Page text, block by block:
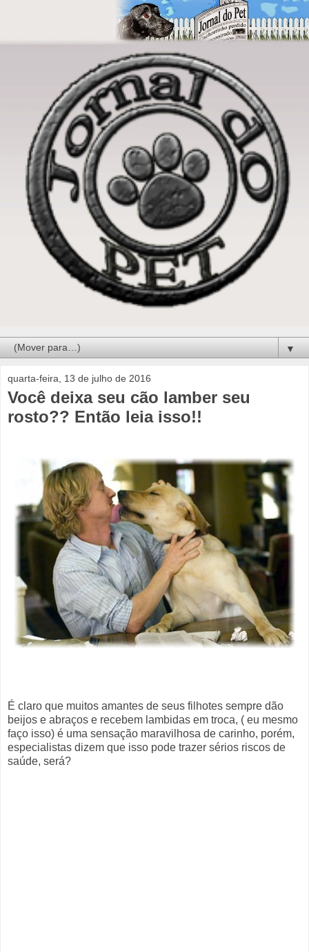
▼
quarta-feira, 13 de julho de 2016
Você deixa seu cão lamber seu
rosto?? Então leia isso!!
É claro que muitos amantes de seus filhotes sempre dão
beijos e abraços e recebem lambidas em troca, ( eu mesmo
faço isso) é uma sensação maravilhosa de carinho, porém,
especialistas dizem que isso pode trazer sérios riscos de
saúde, será?